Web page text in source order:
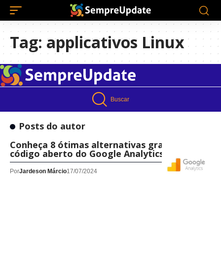
Tag: applicativos Linux
Buscar
Posts do autor
Conheça 8 ótimas alternativas gratuitas e de
código aberto do Google Analytics
PorJardeson Márcio17/07/2024